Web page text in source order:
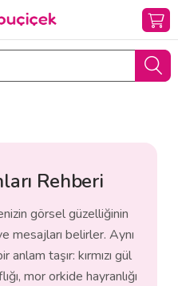
Rehberi
görsel güzelliğinin
mesajları belirler. Aynı
anlam taşır: kırmızı gül
mor orkide hayranlığı